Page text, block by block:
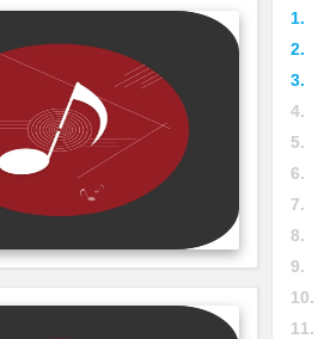
1.
2.
3.
4.
5.
6.
7.
8.
9.
10.
11.